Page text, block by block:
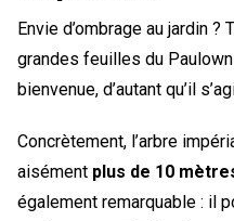
Envie d’ombrage au jardin ?
grandes feuilles du
bienvenue, d’autant qu’il
Concrètement, l’arbre
aisément plus de 10
également remarquable : il